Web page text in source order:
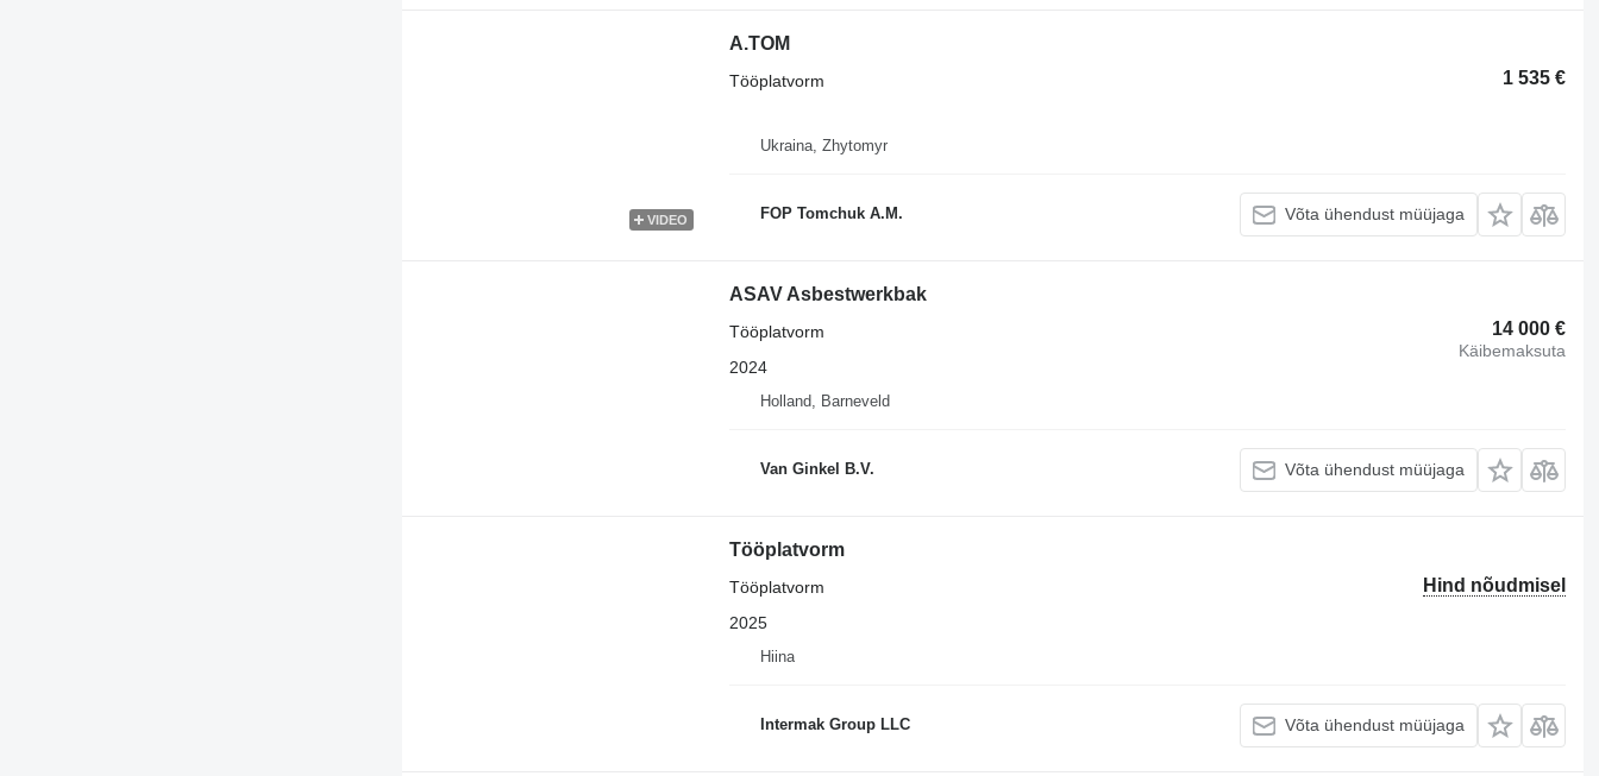
VIDEO
A.TOM
1 535 €
Tööplatvorm
Ukraina, Zhytomyr
FOP Tomchuk A.M. Võta ühendust müüjaga
ASAV Asbestwerkbak
14 000 €
Käibemaksuta
Tööplatvorm
2024
Holland, Barneveld
Van Ginkel B.V. Võta ühendust müüjaga
Tööplatvorm
Hind nõudmisel
Tööplatvorm
2025
Hiina
Intermak Group LLC Võta ühendust müüjaga